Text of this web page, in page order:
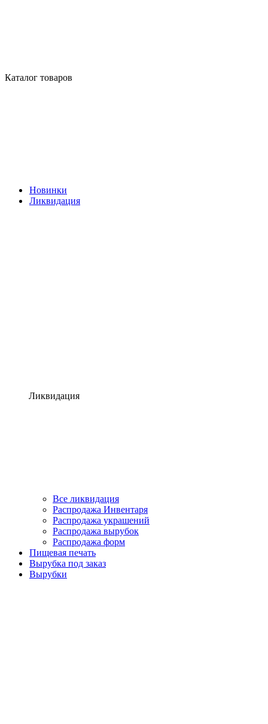
Каталог товаров
Новинки
Ликвидация
Ликвидация
Все ликвидация
Распродажа Инвентаря
Распродажа украшений
Распродажа вырубок
Распродажа форм
Пищевая печать
Вырубка под заказ
Вырубки